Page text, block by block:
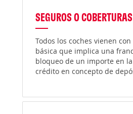
SEGUROS O COBERTURAS
Todos los coches vienen
básica que implica una
bloqueo de un importe en
crédito en concepto de